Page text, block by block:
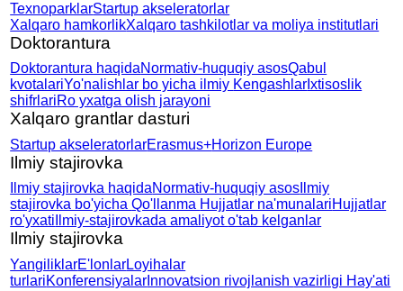
TexnoparklarStartup akseleratorlar
Xalqaro hamkorlikXalqaro tashkilotlar va moliya institutlari
Doktorantura
Doktorantura haqidaNormativ-huquqiy asosQabul
kvotalariYo'nalishlar bo yicha ilmiy Kengashlar Ixtisoslik
shifrlariRo yxatga olish jarayoni
Xalqaro grantlar dasturi
Startup akseleratorlarErasmus+Horizon Europe
Ilmiy stajirovka
Ilmiy stajirovka haqidaNormativ-huquqiy asos Ilmiy
stajirovka bo'yichaQo'llanma Hujjatlar na'munalariHujjatlar
ro'yxati Ilmiy-stajirovkada amaliyoto'tab kelganlar
Ilmiy stajirovka
YangiliklarE'lonlarLoyihalar
turlariKonferensiyalar Innovatsion rivojlanishvazirligi Hay'ati